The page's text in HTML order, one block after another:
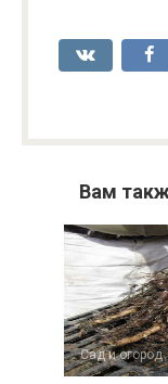
Вам
Сад и огород